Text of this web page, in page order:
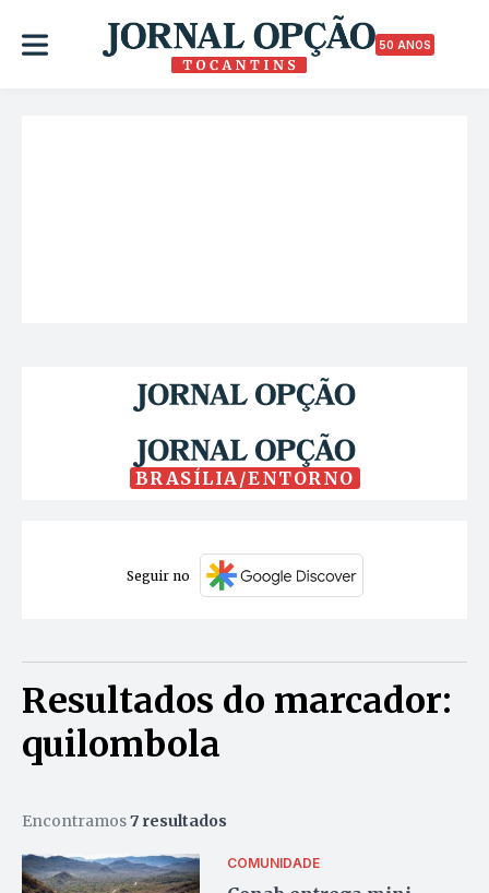
50 ANOS
BRASÍLIA/ENTORNO
Seguir no
Resultados do marcador:
quilombola
Encontramos7 resultados
COMUNIDADE